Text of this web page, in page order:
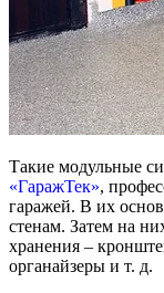
Такие модульные
«ГаражТек»,
гаражей. В их
стенам. Затем на
хранения –
органайзеры и т. д.